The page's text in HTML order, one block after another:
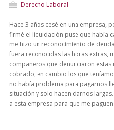
Derecho Laboral
Hace 3 años cesé en una empresa,
firmé el liquidación puse que había
me hizo un reconocimiento de
fuera reconocidas las horas extras,
compañeros que denunciaron
cobrado, en cambio los que
no había problema para pagarnos
situación y solo hacen darnos
a esta empresa para que me